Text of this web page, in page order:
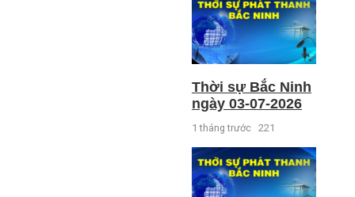
Thời sự Bắc Ninh
ngày 03-07-2026
1 tháng trước 221